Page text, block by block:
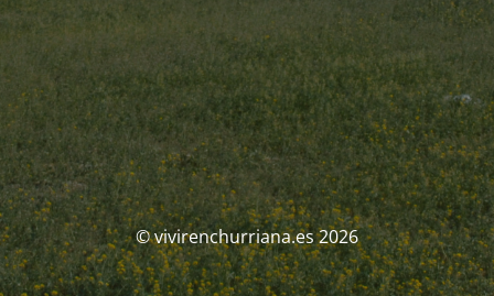
© vivirenchurriana.es 2026